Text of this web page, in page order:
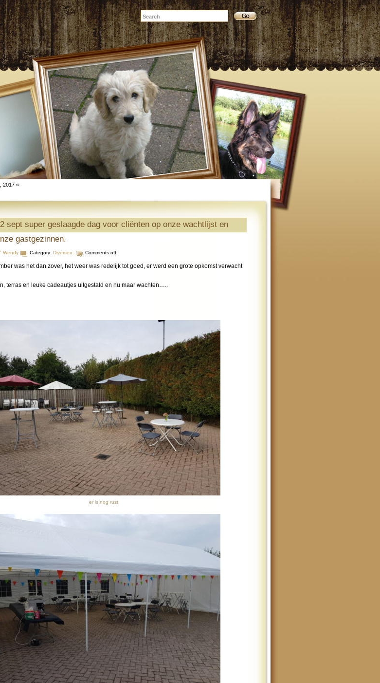
2017 «
sept super geslaagde dag voor cliënten op onze wachtlijst en
gastgezinnen.
Wendy Category: Diversen Comments off
was het dan zover, het weer was redelijk tot goed, er werd een grote opkomst verwacht
terras en leuke cadeautjes uitgestald en nu maar wachten…..
er is nog rust